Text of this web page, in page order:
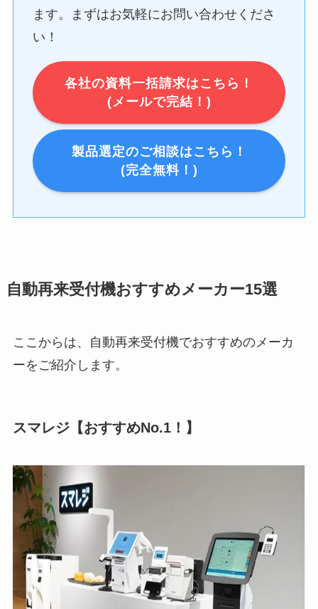
ます。まずはお気軽にお問い合わせくださ
い！
各社の資料一括請求はこちら！
(メールで完結！)
製品選定のご相談はこちら！
(完全無料！)
自動再来受付機おすすめメーカー15選
ここからは、自動再来受付機でおすすめのメーカ
ーをご紹介します。
スマレジ【おすすめNo.1！】